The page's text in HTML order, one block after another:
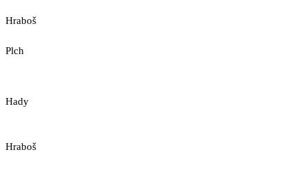
Hraboš
Plch
Hady
Hraboš